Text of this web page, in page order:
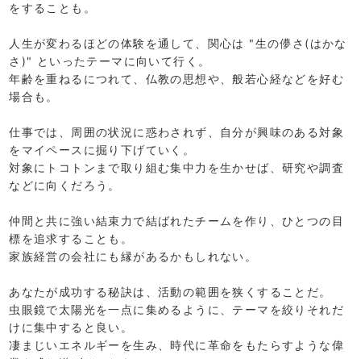
をすることも。
人生が変わるほどの体験を通して、関心は "生の儚さ(はかな
さ)" といったテーマに向いて行く。
年齢を重ねるにつれて、仏教の思想や、般若心経などを好む
場合も。
仕事では、周囲の状況に惑わされず、自分が興味のある対象
をマイペースに掘り下げていく。
対象にトコトンまで取り組む集中力を生かせば、研究や調査
などに向くだろう。
仲間と共に強い結束力で結ばれたチームを作り、ひとつの目
標を追求することも。
家族経営の会社にも縁があるかもしれない。
あなたが成功する秘訣は、活動の範囲を狭くすることだ。
虫眼鏡で太陽光を一点に集めるように、テーマを絞りそれだ
けに集中すると良い。
凄まじいエネルギーを生み、時代に革命をもたらすような偉